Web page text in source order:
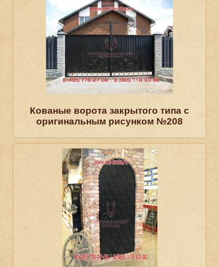
Кованые ворота закрытого типа с
оригинальным рисунком №208